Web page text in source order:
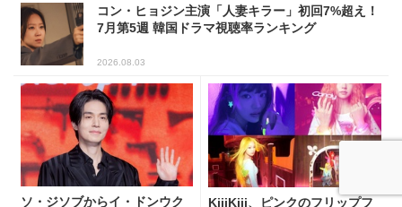
コン・ヒョジン主演「人妻キラー」初回7%超え！
7月第5週 韓国ドラマ視聴率ランキング
2026.08.03
ソ・ジソブからイ・ドンウク KiiiKiii、ピンクのフリップフ